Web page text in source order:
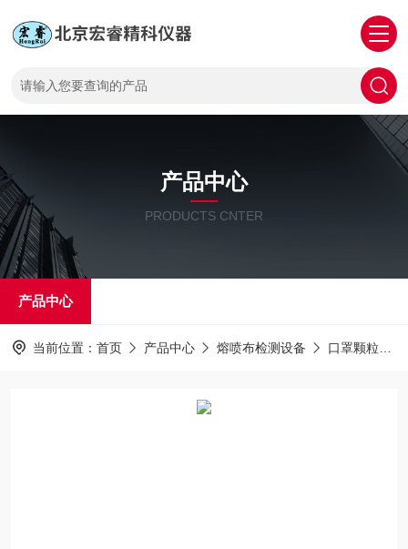
产品中心
PRODUCTS CNTER
产品中心
当前位置： 首页 产品中心 熔喷布检测设备 口罩颗粒过滤效率测试仪